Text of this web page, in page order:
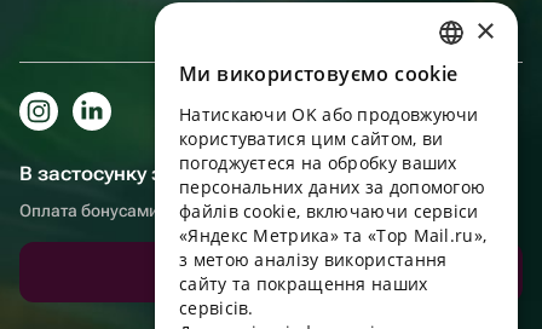
В застосунку зручніше!
Оплата бонусами, самовивіз, зручний чат підтримки
Завантажити додаток
RUSSIAN
ENGLISH
UKRAINIAN
PORTUGUESE
SPANISH
HUNGARIAN
×
Ми використовуємо cookie
Натискаючи OK або продовжуючи
користуватися цим сайтом, ви
погоджуєтеся на обробку ваших
персональних даних за допомогою
файлів cookie, включаючи сервіси
«Яндекс Метрика» та «Top Mail.ru»,
з метою аналізу використання
сайту та покращення наших
сервісів.